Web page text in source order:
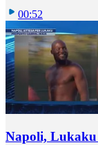
00:52
Napoli, Lukaku